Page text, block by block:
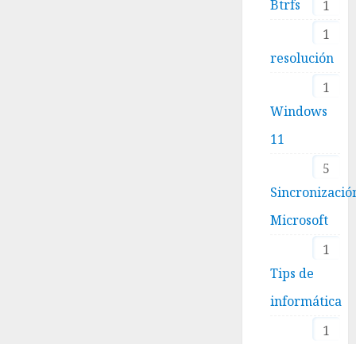
1
Btrfs
1
resolución
1
Windows
11
5
Microsoft
1
Tips de
informática
1